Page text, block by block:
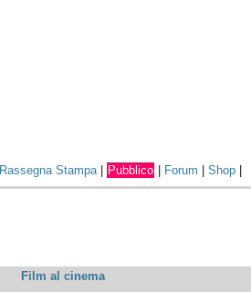
Rassegna Stampa| Pubblico Forum |Shop
Film al cinema